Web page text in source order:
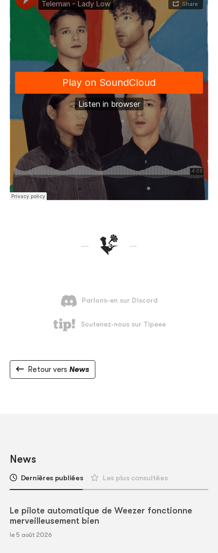
Retour vers News
News
Dernières publiées Les plus consultées
Le pilote automatique de Weezer fonctionne
merveilleusement bien
le 5 août 2026